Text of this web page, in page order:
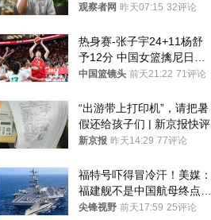
的决心
观察者网 昨天07:15 32评论
热身赛-张子宇24+11杨舒
予12分 中国女篮擒尼日利
亚
中国篮镜头 前天21:22 71评论
“出游带上打印机”，请把暑
假还给孩子们 | 新京报快评
新京报 昨天14:29 77评论
福特号吓得冒冷汗！美媒：
福建舰不是中国航母终点，
而是新起点！
尖锋视野 前天17:59 25评论